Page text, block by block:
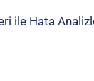
ile Hata